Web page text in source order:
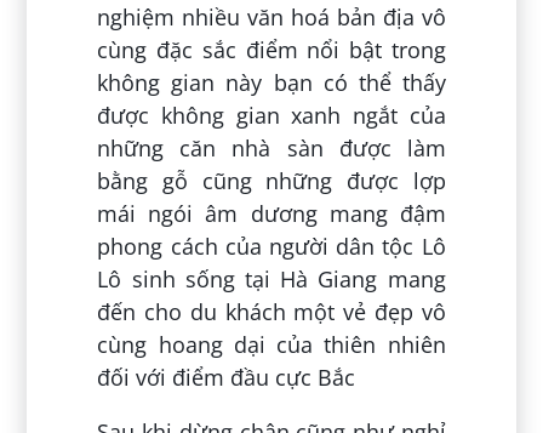
nghiệm nhiều văn hoá bản địa vô
cùng đặc sắc điểm nổi bật trong
không gian này bạn có thể thấy
được không gian xanh ngắt của
những căn nhà sàn được làm
bằng gỗ cũng những được lợp
mái ngói âm dương mang đậm
phong cách của người dân tộc Lô
Lô sinh sống tại Hà Giang mang
đến cho du khách một vẻ đẹp vô
cùng hoang dại của thiên nhiên
đối với điểm đầu cực Bắc